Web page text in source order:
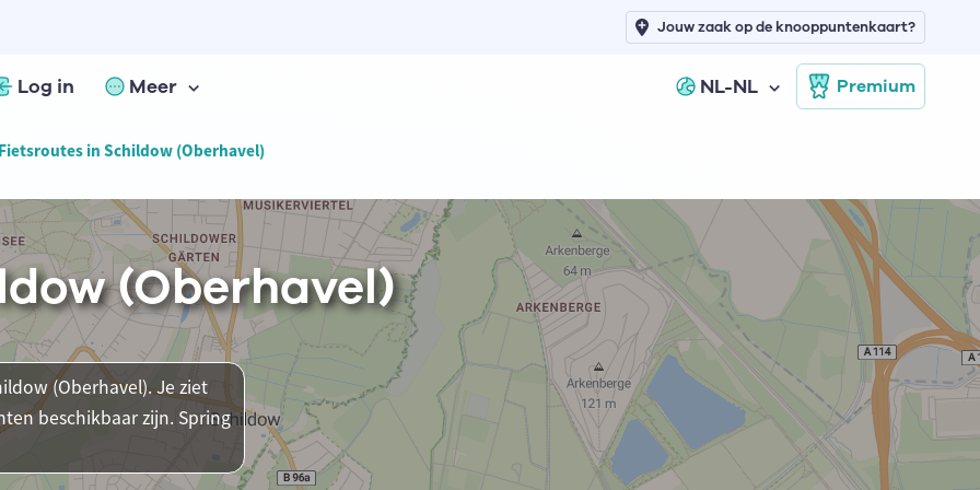
Log in Meer NL-NL Premium
Jouw zaak op de knooppuntenkaart?
in Schildow (Oberhavel)
(Oberhavel)
(Oberhavel). Je ziet
beschikbaar zijn. Spring